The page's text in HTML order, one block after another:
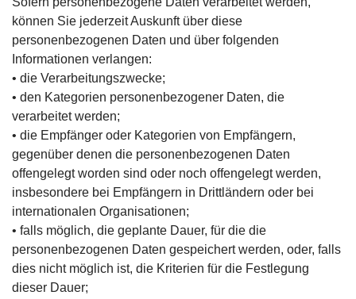
können Sie jederzeit Auskunft über diese
personenbezogenen Daten und über folgenden
Informationen verlangen:
• die Verarbeitungszwecke;
• den Kategorien personenbezogener Daten, die
verarbeitet werden;
• die Empfänger oder Kategorien von Empfängern,
gegenüber denen die personenbezogenen Daten
offengelegt worden sind oder noch offengelegt werden,
insbesondere bei Empfängern in Drittländern oder bei
internationalen Organisationen;
• falls möglich, die geplante Dauer, für die die
personenbezogenen Daten gespeichert werden, oder, falls
dies nicht möglich ist, die Kriterien für die Festlegung
dieser Dauer;